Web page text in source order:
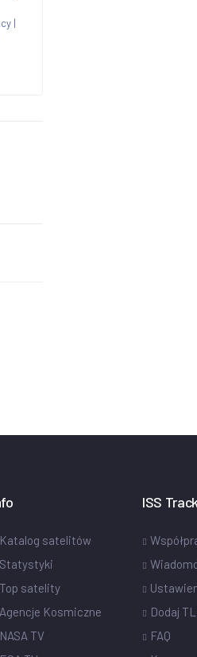
|
Katalog satelitów
Statystyki
Top satelity
Agencje Kosmiczne
NASA TV
ISS
Dodaj
FAQ